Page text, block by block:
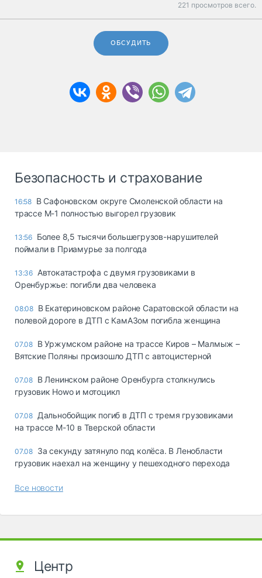
221 просмотров всего.
ОБСУДИТЬ
Безопасность и страхование
16:58 В Сафоновском округе Смоленской области на
трассе М-1 полностью выгорел грузовик
13:56 Более 8,5 тысячи большегрузов-нарушителей
поймали в Приамурье за полгода
13:36 Автокатастрофа с двумя грузовиками в
Оренбуржье: погибли два человека
08:08 В Екатериновском районе Саратовской области на
полевой дороге в ДТП с КамАЗом погибла женщина
07.08 В Уржумском районе на трассе Киров – Малмыж –
Вятские Поляны произошло ДТП с автоцистерной
07.08 В Ленинском районе Оренбурга столкнулись
грузовик Howo и мотоцикл
07.08 Дальнобойщик погиб в ДТП с тремя грузовиками
на трассе М-10 в Тверской области
07.08 За секунду затянуло под колёса. В Ленобласти
грузовик наехал на женщину у пешеходного перехода
Все новости
Центр